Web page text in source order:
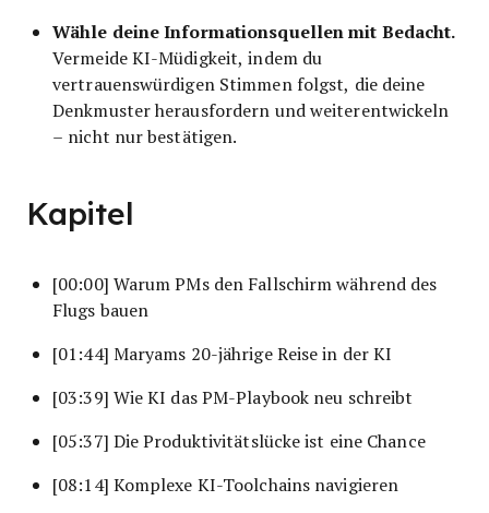
Wähle deine Informationsquellen mit Bedacht.
Vermeide KI-Müdigkeit, indem du
vertrauenswürdigen Stimmen folgst, die deine
Denkmuster herausfordern und weiterentwickeln
– nicht nur bestätigen.
Kapitel
[00:00] Warum PMs den Fallschirm während des
Flugs bauen
[01:44] Maryams 20-jährige Reise in der KI
[03:39] Wie KI das PM-Playbook neu schreibt
[05:37] Die Produktivitätslücke ist eine Chance
[08:14] Komplexe KI-Toolchains navigieren